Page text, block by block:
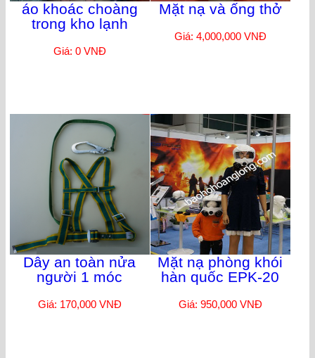
áo khoác choàng
trong kho lạnh
Giá: 0 VNĐ
Mặt nạ và ống thở
Giá: 4,000,000 VNĐ
Dây an toàn nửa
người 1 móc
Giá: 170,000 VNĐ
Mặt nạ phòng khói
hàn quốc EPK-20
Giá: 950,000 VNĐ